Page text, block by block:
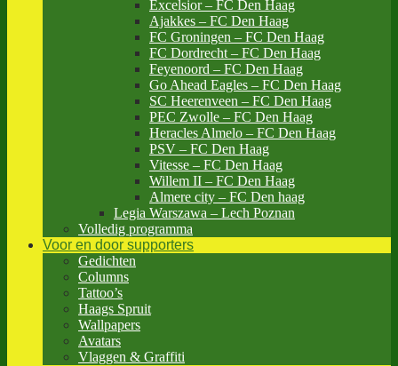
Excelsior – FC Den Haag
Ajakkes – FC Den Haag
FC Groningen – FC Den Haag
FC Dordrecht – FC Den Haag
Feyenoord – FC Den Haag
Go Ahead Eagles – FC Den Haag
SC Heerenveen – FC Den Haag
PEC Zwolle – FC Den Haag
Heracles Almelo – FC Den Haag
PSV – FC Den Haag
Vitesse – FC Den Haag
Willem II – FC Den Haag
Almere city – FC Den haag
Legia Warszawa – Lech Poznan
Volledig programma
Voor en door supporters
Gedichten
Columns
Tattoo’s
Haags Spruit
Wallpapers
Avatars
Vlaggen & Graffiti